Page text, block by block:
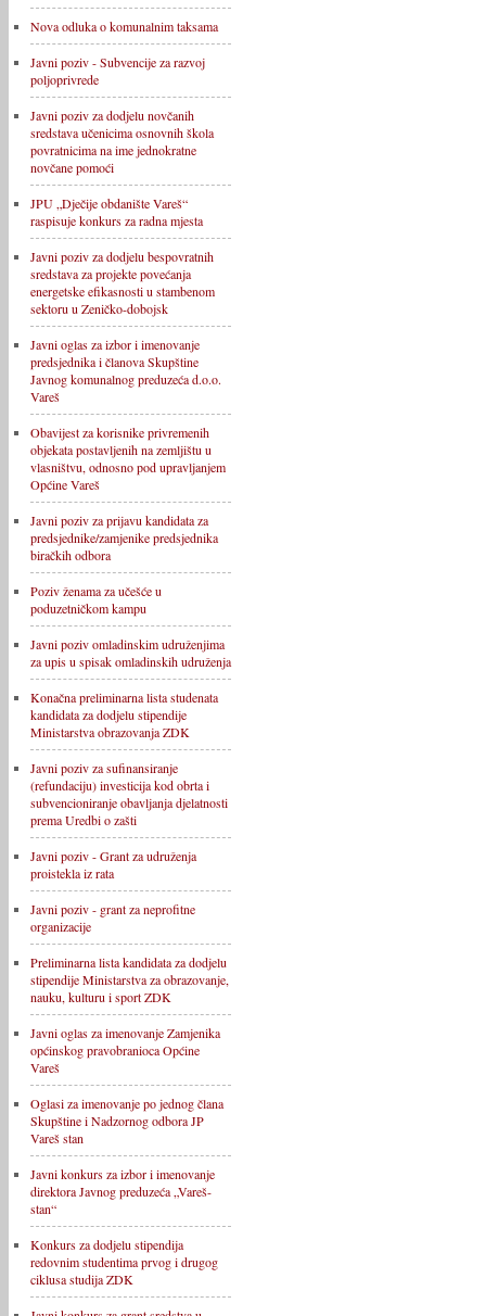
Nova odluka o komunalnim taksama
Javni poziv - Subvencije za razvoj
poljoprivrede
Javni poziv za dodjelu novčanih
sredstava učenicima osnovnih škola
povratnicima na ime jednokratne
novčane pomoći
JPU „Dječije obdanište Vareš“
raspisuje konkurs za radna mjesta
Javni poziv za dodjelu bespovratnih
sredstava za projekte povećanja
energetske efikasnosti u stambenom
sektoru u Zeničko-dobojsk
Javni oglas za izbor i imenovanje
predsjednika i članova Skupštine
Javnog komunalnog preduzeća d.o.o.
Vareš
Obavijest za korisnike privremenih
objekata postavljenih na zemljištu u
vlasništvu, odnosno pod upravljanjem
Općine Vareš
Javni poziv za prijavu kandidata za
predsjednike/zamjenike predsjednika
biračkih odbora
Poziv ženama za učešće u
poduzetničkom kampu
Javni poziv omladinskim udruženjima
za upis u spisak omladinskih udruženja
Konačna preliminarna lista studenata
kandidata za dodjelu stipendije
Ministarstva obrazovanja ZDK
Javni poziv za sufinansiranje
(refundaciju) investicija kod obrta i
subvencioniranje obavljanja djelatnosti
prema Uredbi o zašti
Javni poziv - Grant za udruženja
proistekla iz rata
Javni poziv - grant za neprofitne
organizacije
Preliminarna lista kandidata za dodjelu
stipendije Ministarstva za obrazovanje,
nauku, kulturu i sport ZDK
Javni oglas za imenovanje Zamjenika
općinskog pravobranioca Općine
Vareš
Oglasi za imenovanje po jednog člana
Skupštine i Nadzornog odbora JP
Vareš stan
Javni konkurs za izbor i imenovanje
direktora Javnog preduzeća „Vareš-
stan“
Konkurs za dodjelu stipendija
redovnim studentima prvog i drugog
ciklusa studija ZDK